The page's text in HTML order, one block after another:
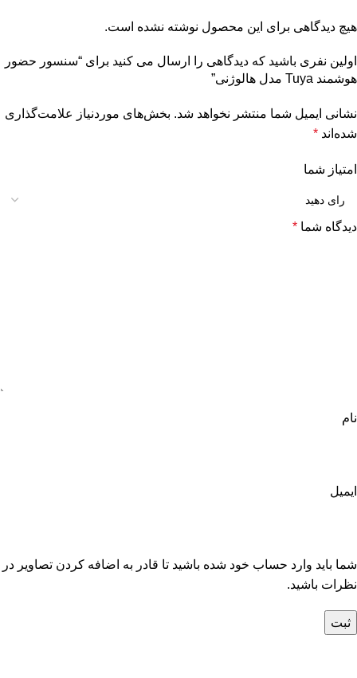
هیچ دیدگاهی برای این محصول نوشته نشده است.
اولین نفری باشید که دیدگاهی را ارسال می کنید برای “سنسور حضور
هوشمند Tuya مدل هالوژنی”
نشانی ایمیل شما منتشر نخواهد شد. بخش‌های موردنیاز علامت‌گذاری
شده‌اند *
امتیاز شما
دیدگاه شما *
نام
ایمیل
شما باید وارد حساب خود شده باشید تا قادر به اضافه کردن تصاویر در
نظرات باشید.